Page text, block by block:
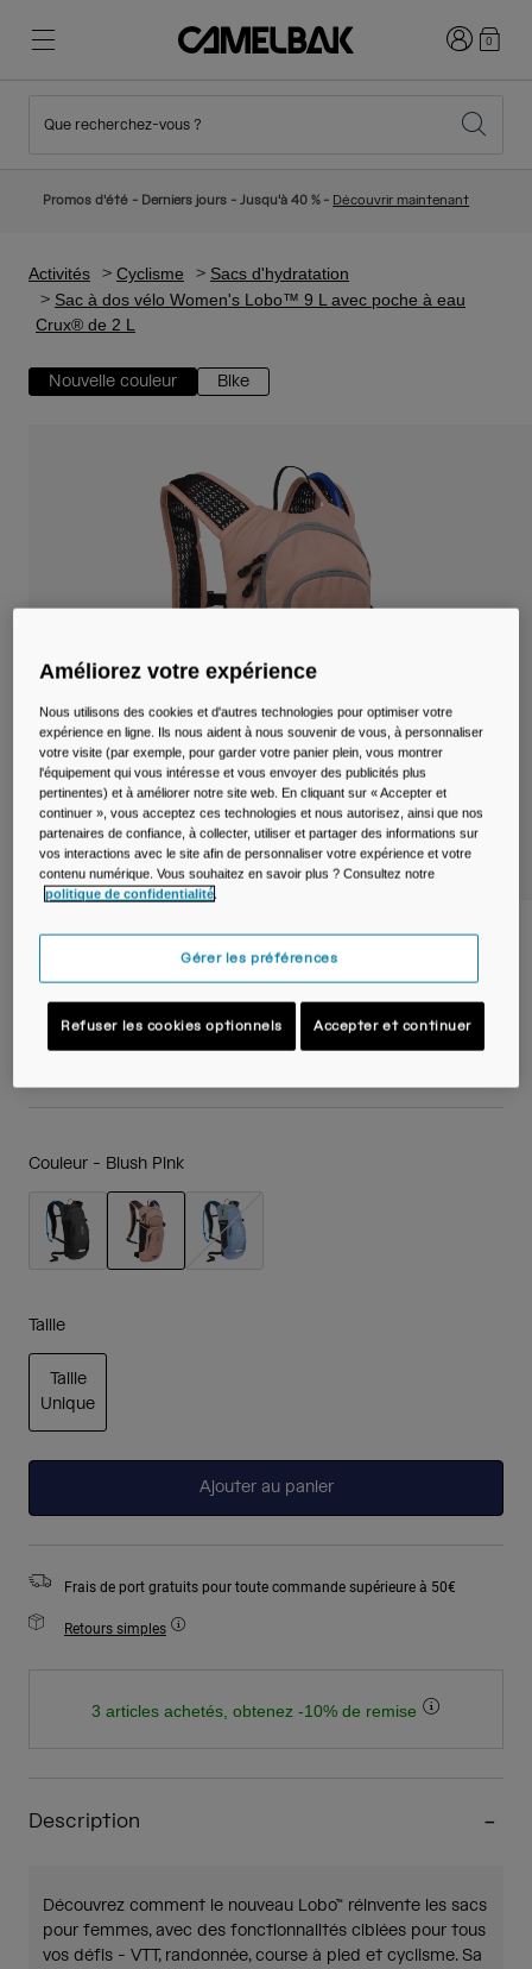
Nouveautés
Gilets Hydratation
Gourdes
Mugs et Gobelets
Sacoches Vélo
Réservoirs
Accessoires
Tout Voir
Randonnée
Voyages et style de vie
Abandonner le tout Jetable
Nos Partenaires
Connexion
0
Que recherchez-vous ?
Promos d'été - Derniers jours - Jusqu'à 40 % - Découvrir maintenant
Activités Cyclisme
Sacs d'hydratation
Sac à dos vélo Women's Lobo™ 9 L avec poche à eau
Crux® de 2 L
Nouvelle couleur Bike
Sac à dos vélo Women's Lobo™ 9 L avec
poche à eau Crux® de 2 L
Couleur - Blush Pink
Taille
Taille
Unique
Ajouter au panier
Frais de port gratuits pour toute commande supérieure à 50€
Retours simples
3 articles achetés, obtenez -10% de remise
Description
Découvrez comment le nouveau Lobo™ réinvente les sacs
pour femmes, avec des fonctionnalités ciblées pour tous
vos défis - VTT, randonnée, course à pied et cyclisme. Sa
Améliorez votre expérience
Nous utilisons des cookies et d'autres technologies pour optimiser votre
expérience en ligne. Ils nous aident à nous souvenir de vous, à personnaliser
votre visite (par exemple, pour garder votre panier plein, vous montrer
l'équipement qui vous intéresse et vous envoyer des publicités plus
pertinentes) et à améliorer notre site web. En cliquant sur « Accepter et
continuer », vous acceptez ces technologies et nous autorisez, ainsi que nos
partenaires de confiance, à collecter, utiliser et partager des informations sur
vos interactions avec le site afin de personnaliser votre expérience et votre
contenu numérique. Vous souhaitez en savoir plus ? Consultez notre
politique de confidentialité.
Gérer les préférences
Refuser les cookies optionnels Accepter et continuer